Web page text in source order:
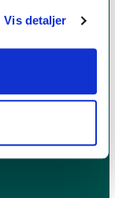
Vis detaljer